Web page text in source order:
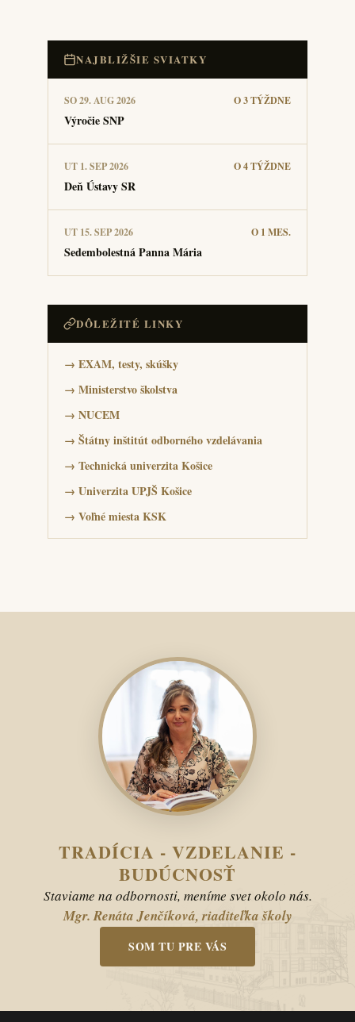
NAJBLIŽŠIE SVIATKY
SO 29. AUG 2026 O 3 TÝŽDNE
Výročie SNP
UT 1. SEP 2026 O 4 TÝŽDNE
Deň Ústavy SR
UT 15. SEP 2026 O 1 MES.
Sedembolestná Panna Mária
DÔLEŽITÉ LINKY
→ EXAM, testy, skúšky
→ Ministerstvo školstva
→ NUCEM
→ Štátny inštitút odborného vzdelávania
→ Technická univerzita Košice
→ Univerzita UPJŠ Košice
→ Voľné miesta KSK
TRADÍCIA - VZDELANIE -
BUDÚCNOSŤ
Staviame na odbornosti, meníme svet okolo nás.
Mgr. Renáta Jenčíková, riaditeľka školy
SOM TU PRE VÁS